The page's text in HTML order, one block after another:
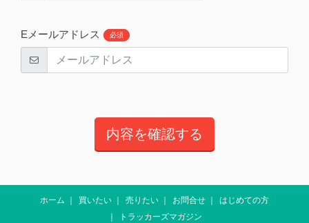
Eメールアドレス 必須
ホーム 買いたい 売りたい お問合せ
はじめての方
トラッカーズマガジン